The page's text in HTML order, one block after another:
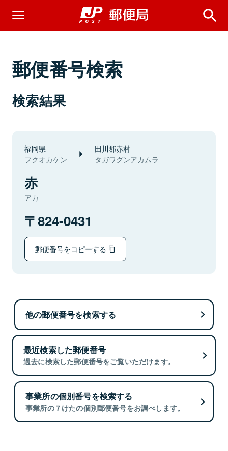
郵便番号検索
検索結果
福岡県
フクオカケン
田川郡赤村
タガワグンアカムラ
赤
アカ
824-0431
郵便番号をコピーする
他の郵便番号を検索する
最近検索した郵便番号
過去に検索した郵便番号をご覧いただけます。
事業所の個別番号を検索する
事業所の７けたの個別郵便番号をお調べします。